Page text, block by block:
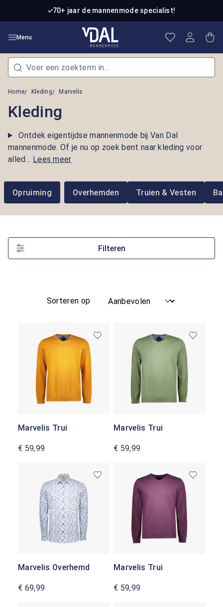
Ga naar de hoofdinhoud70+ jaar de mannenmode specialist!
Menu Je hebt 0
Home Kleding Marvelis
Kleding
Ontdek eigentijdse mannenmode bij Van Dal
mannenmode. Of je nu op zoek bent naar kleding voor
alled... Lees meer
Opruiming Overhemden Truien & Vesten
Filteren
Sorteren op
Marvelis Trui
€ 59,99
Marvelis Trui
€ 59,99
Marvelis Overhemd
€ 69,99
Marvelis Trui
€ 59,99